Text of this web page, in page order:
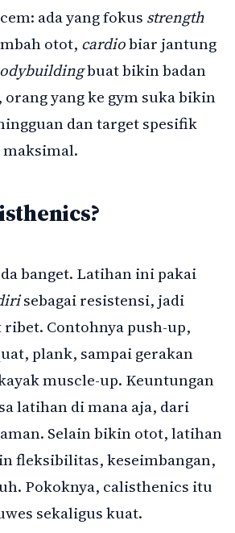
ada yang fokus strength
otot, cardiobiar jantung
buat bikin badan
orang yang ke gym suka bikin
dan target spesifik
maksimal.
banget. Latihan ini pakai
sebagai resistensi, jadi
Contohnya push-up,
plank, sampai gerakan
muscle-up. Keuntungan
latihan di mana aja, dari
Selain bikin otot, latihan
fleksibilitas, keseimbangan,
Pokoknya, calisthenics itu
sekaligus kuat.